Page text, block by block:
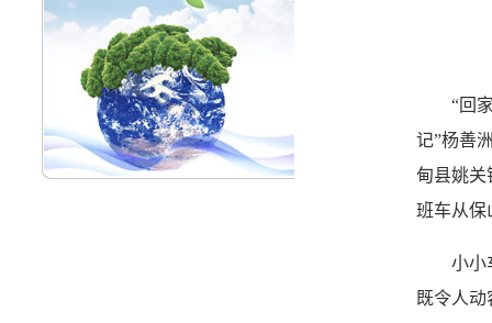
“回家
记”杨善
甸县姚关
班车从保
小小车
既令人